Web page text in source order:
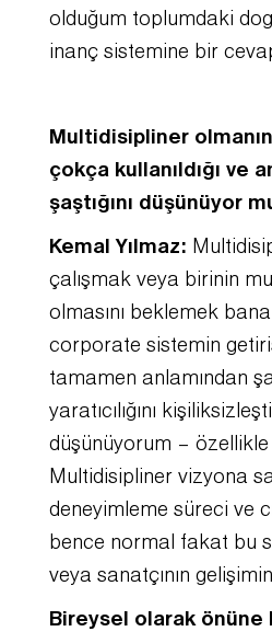
olduğum toplumdaki
inanç sistemine bir
Multidisipliner
çokça kullanıldığı ve
şaştığını düşünüyor
Kemal Yılmaz:
çalışmak veya birinin
olmasını beklemek
corporate sistemin
tamamen anlamından
yaratıcılığını
düşünüyorum – özellikle
Multidisipliner vizyona
deneyimleme süreci ve
bence normal fakat bu
veya sanatçının
Bireysel olarak önüne